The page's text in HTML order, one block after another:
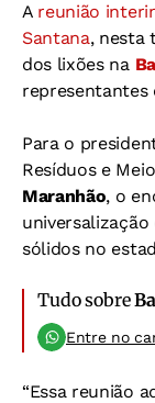
A reunião
Santana, nesta
dos lixões na
representantes
Para o
Resíduos e
Maranhão, o
sólidos no
Tudo sobre
Entre no
“Essa reunião